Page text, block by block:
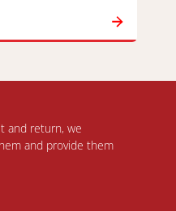
and return, we
and provide them